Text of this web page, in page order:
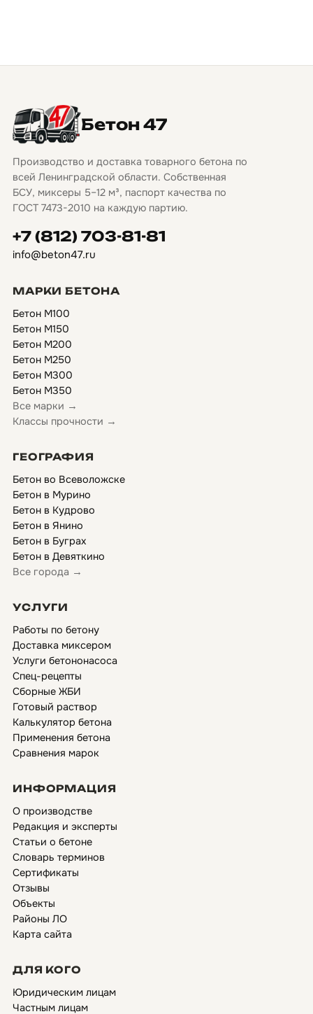
Бетон 47
Производство и доставка товарного бетона по
всей Ленинградской области. Собственная
БСУ, миксеры 5–12 м³, паспорт качества по
ГОСТ 7473-2010 на каждую партию.
+7 (812) 703-81-81
info@beton47.ru
МАРКИ БЕТОНА
Бетон М100
Бетон М150
Бетон М200
Бетон М250
Бетон М300
Бетон М350
Все марки →
Классы прочности →
ГЕОГРАФИЯ
Бетон во Всеволожске
Бетон в Мурино
Бетон в Кудрово
Бетон в Янино
Бетон в Буграх
Бетон в Девяткино
Все города →
УСЛУГИ
Работы по бетону
Доставка миксером
Услуги бетононасоса
Спец-рецепты
Сборные ЖБИ
Готовый раствор
Калькулятор бетона
Применения бетона
Сравнения марок
ИНФОРМАЦИЯ
О производстве
Редакция и эксперты
Статьи о бетоне
Словарь терминов
Сертификаты
Отзывы
Объекты
Районы ЛО
Карта сайта
ДЛЯ КОГО
Юридическим лицам
Частным лицам